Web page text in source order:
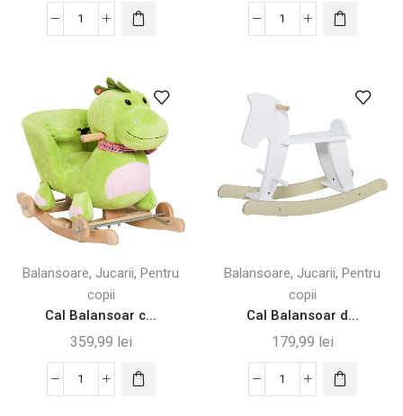
Cantitate
in
1
Unicorn
cu
Roti
si
Sunete
Cantitate
și
Roz
cu
Sunete
pentru
Copii
Balansoare, Jucarii, Pentru
copii
Cal Balansoar c...
359,99 lei
Cantitate
Balansoare, Jucarii, Pentru
copii
Cal Balansoar d...
179,99 lei
Cantitate